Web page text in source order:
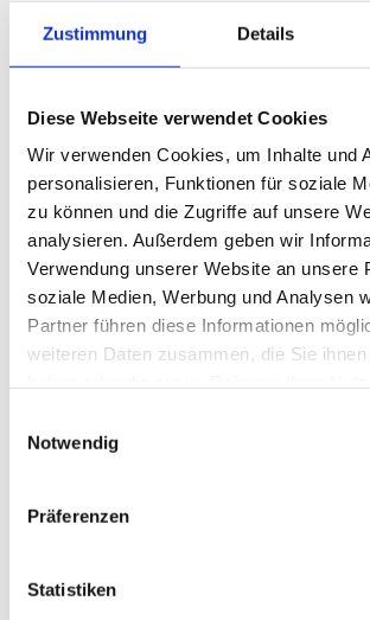
Zustimmung Details
Diese Webseite verwendet Cookies
Wir verwenden Cookies, um Inhalte und
personalisieren, Funktionen für soziale
zu können und die Zugriffe auf unsere
analysieren. Außerdem geben wir
Verwendung unserer Website an unsere
soziale Medien, Werbung und Analysen
Partner führen diese Informationen
weiteren Daten zusammen, die Sie
Notwendig
Präferenzen
Statistiken
Lohnunternehmen Imholze –
überzeugende Leistung, absolute
hohe Schlagkraft in allen Bereichen der
Landwirtschaft. Als landwirtschaftliches
Familienunternehmen in der dritten
unser Lohnbetrieb über einen reichhaltigen
Erfahrungsschatz, den wir unseren
Verfügung stellen.
Kunden von uns erwarten: Hohe
Kompetenz, zuverlässiger Service und
Egal für welche Leistung Sie sich
Aufträge immer in den besten Händen.
Maschinenpark garantiert Ihnen